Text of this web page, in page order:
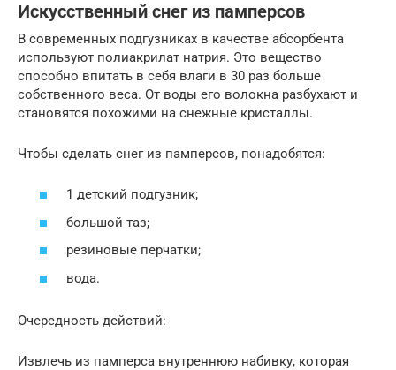
Искусственный снег из памперсов
В современных подгузниках в качестве абсорбента
используют полиакрилат натрия. Это вещество
способно впитать в себя влаги в 30 раз больше
собственного веса. От воды его волокна разбухают и
становятся похожими на снежные кристаллы.
Чтобы сделать снег из памперсов, понадобятся:
1 детский подгузник;
большой таз;
резиновые перчатки;
вода.
Очередность действий:
Извлечь из памперса внутреннюю набивку, которая